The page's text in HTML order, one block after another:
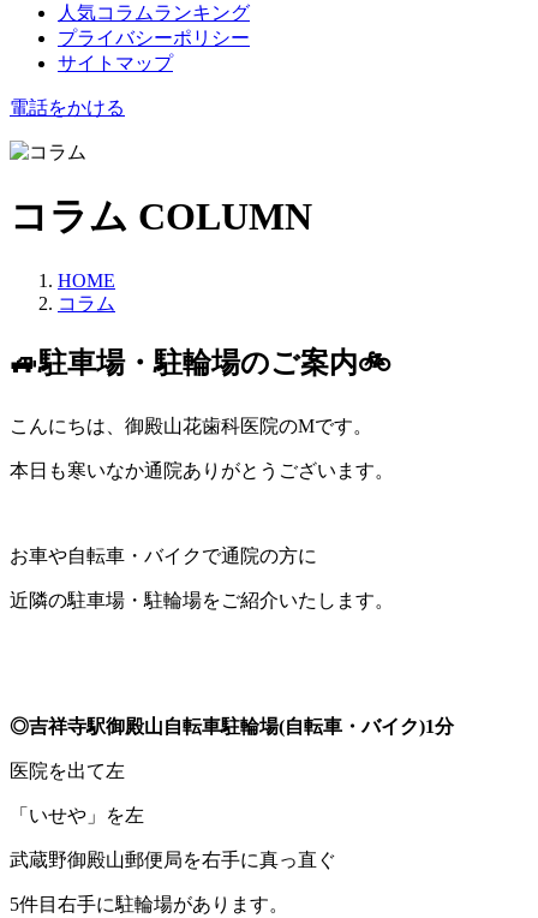
人気コラムランキング
プライバシーポリシー
サイトマップ
電話をかける
コラム COLUMN
HOME
コラム
🚙駐車場・駐輪場のご案内🚲
こんにちは、御殿山花歯科医院のMです。
本日も寒いなか通院ありがとうございます。
お車や自転車・バイクで通院の方に
近隣の駐車場・駐輪場をご紹介いたします。
◎吉祥寺駅御殿山自転車駐輪場(自転車・バイク)1分
医院を出て左
「いせや」を左
武蔵野御殿山郵便局を右手に真っ直ぐ
5件目右手に駐輪場があります。